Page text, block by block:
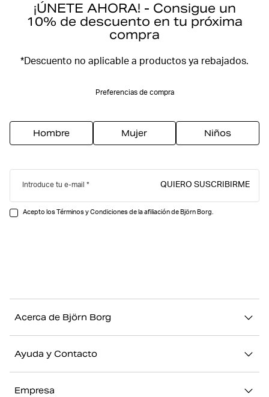
¡ÚNETE AHORA! - Consigue un
10% de descuento en tu próxima
compra
*Descuento no aplicable a productos ya rebajados.
Preferencias de compra
Hombre Mujer Niños
Introduce tu e-mail QUIERO SUSCRIBIRME
Acepto los Términos y Condiciones de la afiliación de Björn Borg.
Acerca de Björn Borg
Stories
Ayuda y Contacto
Empresa